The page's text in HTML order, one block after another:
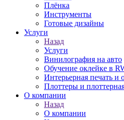
Плёнка
Инструменты
Готовые дизайны
Услуги
Назад
Услуги
Винилография на авто
Обучение оклейке в
Интерьерная печать и
Плоттеры и
О компании
Назад
О компании